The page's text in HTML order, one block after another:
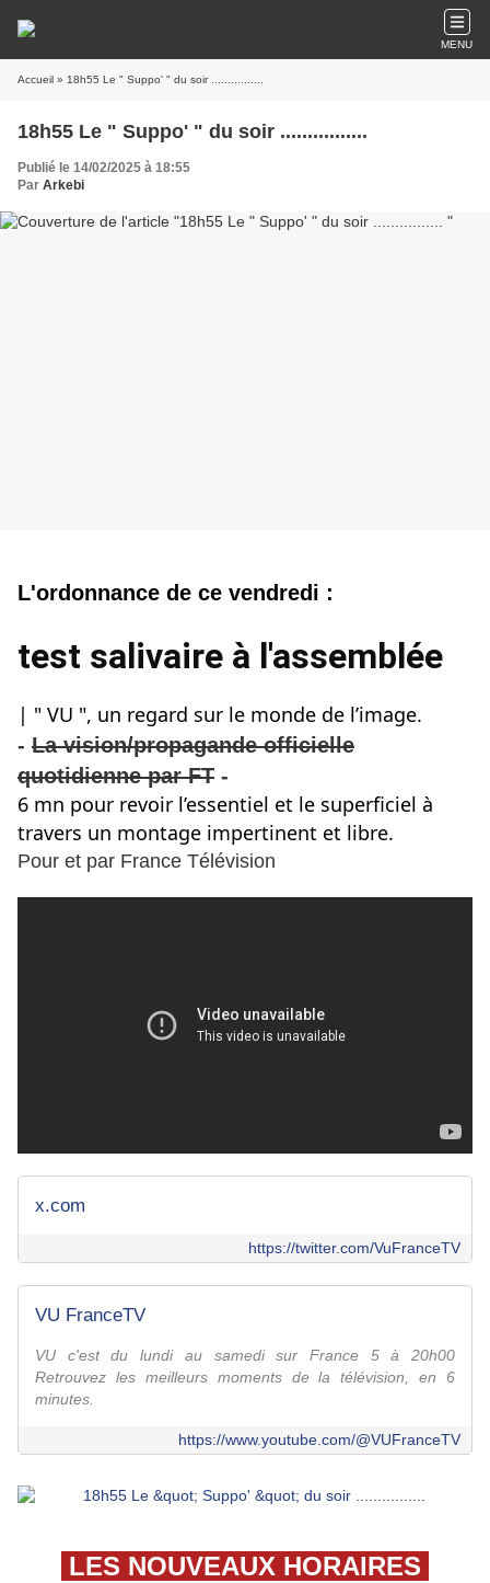
MENU
Accueil » 18h55 Le " Suppo' " du soir ................
18h55 Le " Suppo' " du soir ................
Publié le 14/02/2025 à 18:55
Par Arkebi
L'ordonnance de ce vendredi :
test salivaire à l'assemblée
| " VU ", un regard sur le monde de l’image.
- La vision/propagande officielle
quotidienne par FT -
6 mn pour revoir l’essentiel et le superficiel à
travers un montage impertinent et libre.
Pour et par France Télévision
x.com
https://twitter.com/VuFranceTV
VU FranceTV
VU c'est du lundi au samedi sur France 5 à 20h00
Retrouvez les meilleurs moments de la télévision, en 6
minutes.
https://www.youtube.com/@VUFranceTV
LES NOUVEAUX HORAIRES